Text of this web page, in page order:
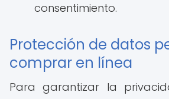
consentimiento.
Protección de datos
comprar en línea
Para garantizar la